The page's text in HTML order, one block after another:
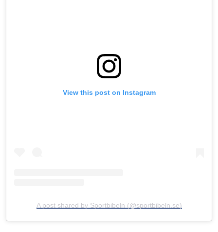
View this post on Instagram
A post shared by Sportbibeln (@sportbibeln.se)